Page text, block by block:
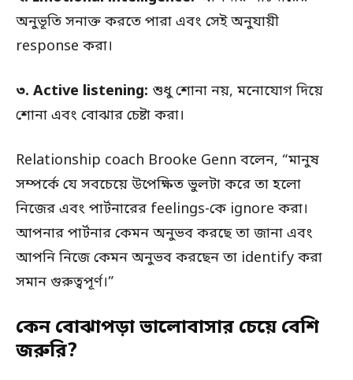
অনুভূতি সনাক্ত করতে পারা এবং সেই অনুযায়ী
response করা।
৩. Active listening: শুধু শোনা নয়, মনোযোগ দিয়ে
শোনা এবং বোঝার চেষ্টা করা।
Relationship coach Brooke Genn বলেন, “মানুষ
সম্পর্কে যে সবচেয়ে উপেক্ষিত ভুলটা করে তা হলো
নিজের এবং পার্টনারের feelings-কে ignore করা।
আপনার পার্টনার কেমন অনুভব করছে তা জানা এবং
আপনি নিজে কেমন অনুভব করছেন তা identify করা
সমান গুরুত্বপূর্ণ।”
কেন বোঝাপড়া ভালোবাসার চেয়ে বেশি
জরুরি?